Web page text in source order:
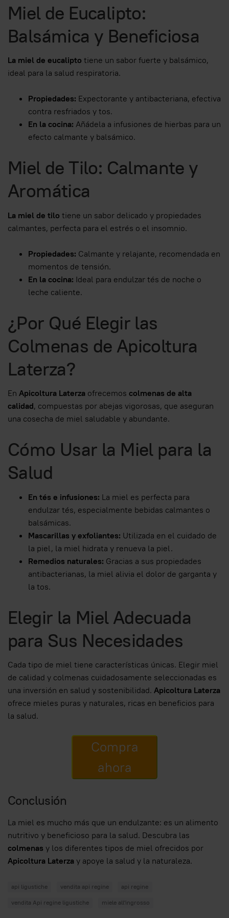
Miel de Eucalipto:
Balsámica y Beneficiosa
La miel de eucalipto tiene un sabor fuerte y balsámico,
ideal para la salud respiratoria.
Propiedades: Expectorante y antibacteriana, efectiva
contra resfriados y tos.
En la cocina: Añádela a infusiones de hierbas para un
efecto calmante y balsámico.
Miel de Tilo: Calmante y
Aromática
La miel de tilo tiene un sabor delicado y propiedades
calmantes, perfecta para el estrés o el insomnio.
Propiedades: Calmante y relajante, recomendada en
momentos de tensión.
En la cocina: Ideal para endulzar tés de noche o
leche caliente.
¿Por Qué Elegir las
Colmenas de Apicoltura
Laterza?
En Apicoltura Laterza ofrecemos colmenas de alta
calidad, compuestas por abejas vigorosas, que aseguran
una cosecha de miel saludable y abundante.
Cómo Usar la Miel para la
Salud
En tés e infusiones: La miel es perfecta para
endulzar tés, especialmente bebidas calmantes o
balsámicas.
Mascarillas y exfoliantes: Utilizada en el cuidado de
la piel, la miel hidrata y renueva la piel.
Remedios naturales: Gracias a sus propiedades
antibacterianas, la miel alivia el dolor de garganta y
la tos.
Elegir la Miel Adecuada
para Sus Necesidades
Cada tipo de miel tiene características únicas. Elegir miel
de calidad y colmenas cuidadosamente seleccionadas es
una inversión en salud y sostenibilidad. Apicoltura Laterza
ofrece mieles puras y naturales, ricas en beneficios para
la salud.
Compra
ahora
Conclusión
La miel es mucho más que un endulzante: es un alimento
nutritivo y beneficioso para la salud. Descubra las
colmenas y los diferentes tipos de miel ofrecidos por
Apicoltura Laterza y apoye la salud y la naturaleza.
api ligustiche vendita api regine api regine
vendita Api regine ligustiche miele all'ingrosso